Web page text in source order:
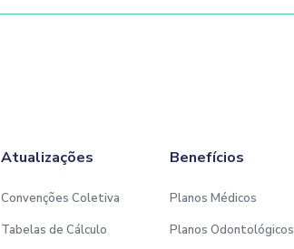
Atualizações
Convenções Coletiva
Tabelas de Cálculo
Benefícios
Planos Médicos
Planos Odontológicos